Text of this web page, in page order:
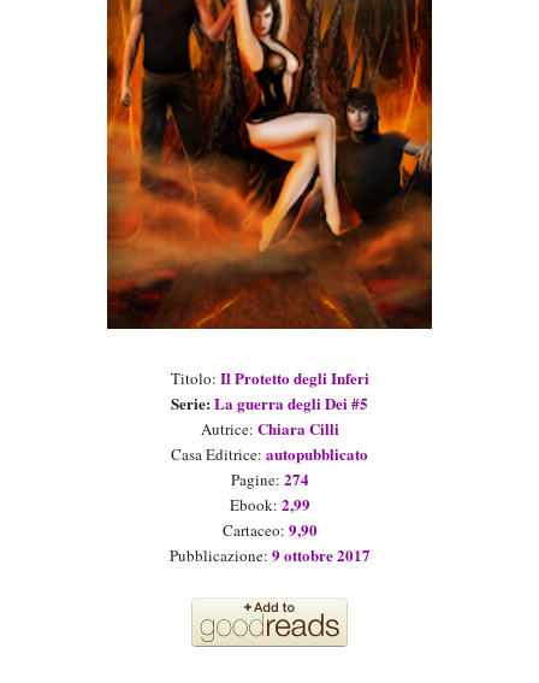
Titolo: Il Protetto degli Inferi
Serie: La guerra degli Dei #5
Autrice: Chiara Cilli
Casa Editrice: autopubblicato
Pagine: 274
Ebook: 2,99
Cartaceo: 9,90
Pubblicazione: 9 ottobre 2017